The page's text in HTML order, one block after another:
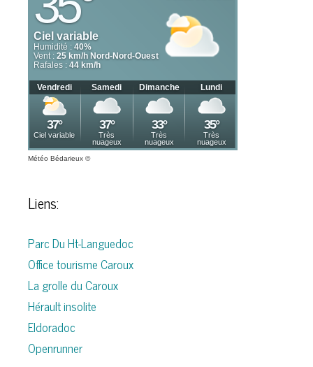
Météo Bédarieux ©
Liens:
Parc Du Ht-Languedoc
Office tourisme Caroux
La grolle du Caroux
Hérault insolite
Eldoradoc
Openrunner